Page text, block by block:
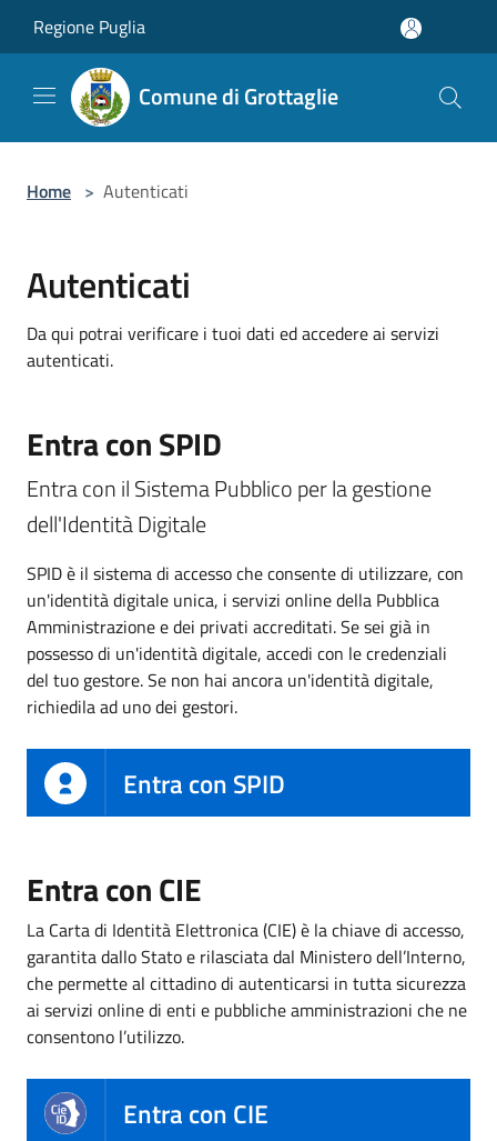
Regione Puglia
Comune di Grottaglie
Home > Autenticati
Autenticati
Da qui potrai verificare i tuoi dati ed accedere ai servizi
autenticati.
Entra con SPID
Entra con il Sistema Pubblico per la gestione
dell'Identità Digitale
SPID è il sistema di accesso che consente di utilizzare, con
un'identità digitale unica, i servizi online della Pubblica
Amministrazione e dei privati accreditati. Se sei già in
possesso di un'identità digitale, accedi con le credenziali
del tuo gestore. Se non hai ancora un'identità digitale,
richiedila ad uno dei gestori.
Entra con SPID
Entra con CIE
La Carta di Identità Elettronica (CIE) è la chiave di accesso,
garantita dallo Stato e rilasciata dal Ministero dell’Interno,
che permette al cittadino di autenticarsi in tutta sicurezza
ai servizi online di enti e pubbliche amministrazioni che ne
consentono l’utilizzo.
Entra con CIE